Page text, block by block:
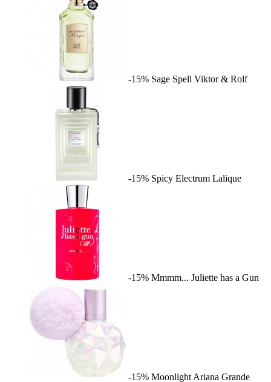
-15% Sage Spell Viktor & Rolf
-15% Spicy Electrum Lalique
-15% Mmmm... Juliette has a Gun
-15% Moonlight Ariana Grande